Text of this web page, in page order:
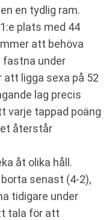
en tydlig ram.
plats med 44
att behöva
fastna under
ligga sexa på 52
lag precis
varje tappad poäng
återstår
åt olika håll.
senast (4-2),
tidigare under
tala för att